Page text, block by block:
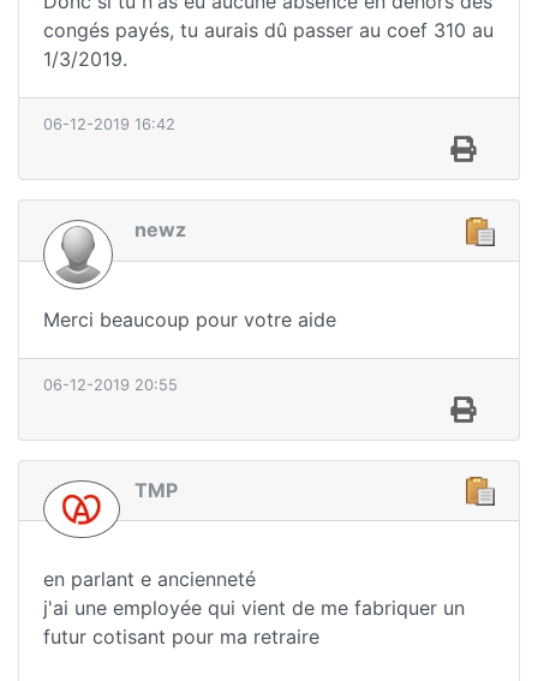
congés payés, tu aurais dû passer au coef 310 au
1/3/2019.
06-12-2019 16:42
newz
Merci beaucoup pour votre aide
06-12-2019 20:55
TMP
en parlant e ancienneté
j'ai une employée qui vient de me fabriquer un
futur cotisant pour ma retraire